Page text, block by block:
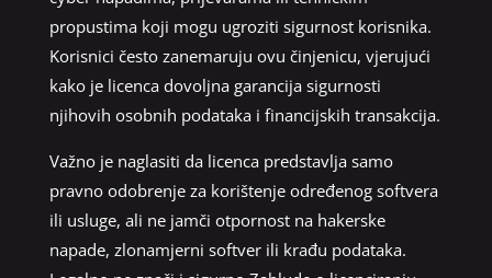
propustima koji mogu ugroziti sigurnost korisnika.
Korisnici često zanemaruju ovu činjenicu, vjerujući
kako je licenca dovoljna garancija sigurnosti
njihovih osobnih podataka i financijskih transakcija.
Važno je naglasiti da licenca predstavlja samo
pravno odobrenje za korištenje određenog softvera
ili usluge, ali ne jamči otpornost na hakerske
napade, zlonamjerni softver ili krađu podataka.